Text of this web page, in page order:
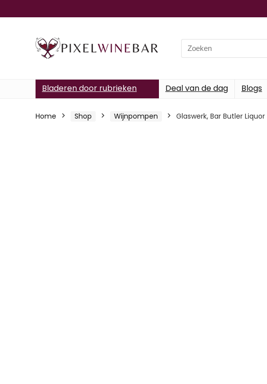
Search
for:
Bladeren door rubrieken Deal van de dag Blogs
Home Shop Wijnpompen Glaswerk, Bar Butler